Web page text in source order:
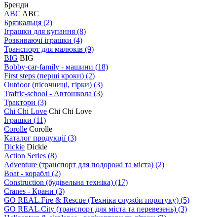
Бренди
ABC ABC
Брязкальця (2)
Іграшки для купання (8)
Розвиваючі іграшки (4)
Транспорт для малюків (9)
BIG BIG
Bobby-car-family - машини (18)
First steps (перші кроки) (2)
Outdoor (пісочниці, гірки) (3)
Traffic-school - Автошкола (3)
Трактори (3)
Chi Chi Love Chi Chi Love
Іграшки (11)
Corolle Corolle
Каталог продукції(3)
Dickie Dickie
Action Series (8)
Adventure (транспорт для подорожі та міста) (2)
Boat - кораблі (2)
Construction (будівельна техніка) (17)
Cranes - Крани (3)
GO REAL.Fire & Rescue (Техніка служби порятуку) (5)
GO REAL.City (транспорт для міста та перевезень) (3)